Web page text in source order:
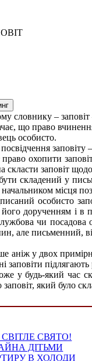
словнику –
що право
особисто.
заповіту
право охопити
заповіт
складений у
місця
особисто
дорученням і
чи посадова
але письменний,
аніж у двох
заповіти
у будь-який час
який було
СВЯТО!
ДІТЬМИ
В ХОЛОДИ